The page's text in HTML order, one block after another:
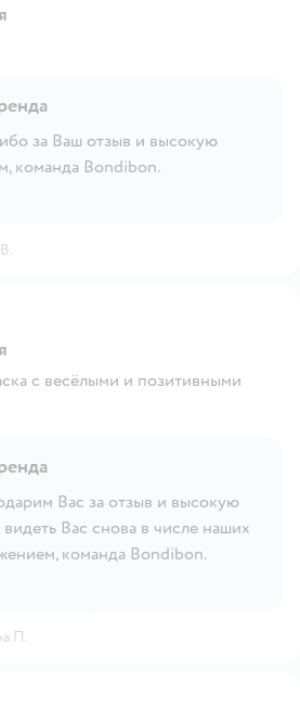
за Ваш отзыв и высокую
команда Bondibon.
с весёлыми и позитивными
Вас за отзыв и высокую
Вас снова в числе наших
команда Bondibon.
П.